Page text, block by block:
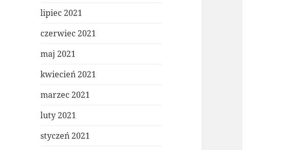
lipiec 2021
czerwiec 2021
maj 2021
kwiecień 2021
marzec 2021
luty 2021
styczeń 2021